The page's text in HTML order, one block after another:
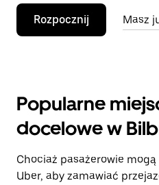
Rozpocznij Masz
Popularne
docelowe w
Chociaż pasażerowie
Uber, aby zamawiać